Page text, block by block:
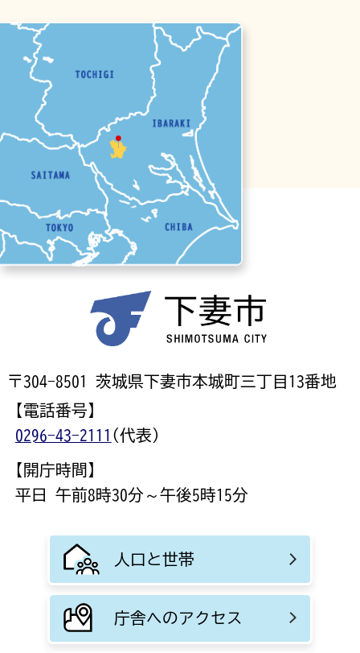
〒304-8501 茨城県下妻市本城町三丁目13番地
【電話番号】
0296-43-2111 (代表)
【開庁時間】
平日 午前8時30分～午後5時15分
人口と世帯
庁舎へのアクセス